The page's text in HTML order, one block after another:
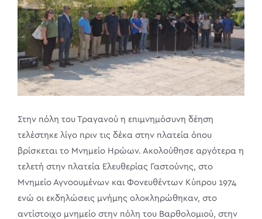
Στην πόλη του Τραγανού η επιμνημόσυνη δέηση
τελέστηκε λίγο πριν τις δέκα στην πλατεία όπου
βρίσκεται το Μνημείο Ηρώων. Ακολούθησε αργότερα η
τελετή στην πλατεία Ελευθερίας Γαστούνης, στο
Μνημείο Αγνοουμένων και Φονευθέντων Κύπρου 1974
ενώ οι εκδηλώσεις μνήμης ολοκληρώθηκαν, στο
αντίστοιχο μνημείο στην πόλη του Βαρθολομιού, στην